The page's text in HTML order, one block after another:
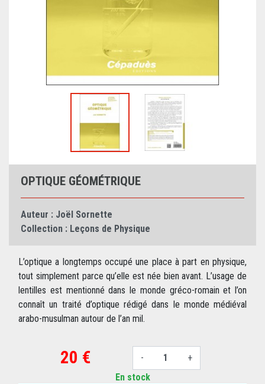
OPTIQUE GÉOMÉTRIQUE
Auteur : Joël Sornette
Collection : Leçons de Physique
L’optique a longtemps occupé une place à part en physique,
tout simplement parce qu’elle est née bien avant. L’usage de
lentilles est mentionné dans le monde gréco-romain et l’on
connaît un traité d’optique rédigé dans le monde médiéval
arabo-musulman autour de l’an mil.
20 € - +
En stock